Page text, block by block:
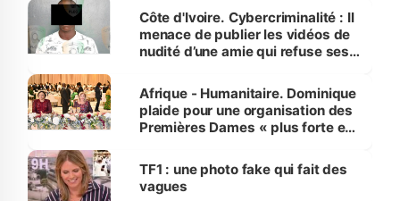
des Transports
Côte d'Ivoire. Cybercriminalité : Il
menace de publier les vidéos de
nudité d’une amie qui refuse ses
Afrique - Humanitaire. Dominique
plaide pour une organisation des
Premières Dames « plus forte et
sur la scène internationale »
TF1 : une photo fake qui fait des
vagues